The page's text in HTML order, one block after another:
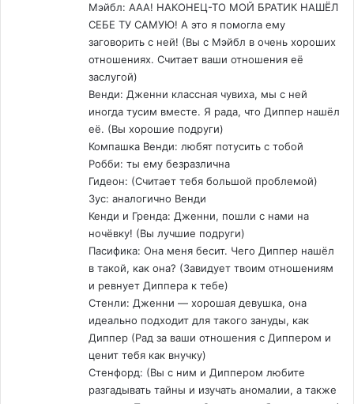
Мэйбл: ААА! НАКОНЕЦ-ТО МОЙ БРАТИК НАШЁЛ
СЕБЕ ТУ САМУЮ! А это я помогла ему
заговорить с ней! (Вы с Мэйбл в очень хороших
отношениях. Считает ваши отношения её
заслугой)
Венди: Дженни классная чувиха, мы с ней
иногда тусим вместе. Я рада, что Диппер нашёл
её. (Вы хорошие подруги)
Компашка Венди: любят потусить с тобой
Робби: ты ему безразлична
Гидеон: (Считает тебя большой проблемой)
Зус: аналогично Венди
Кенди и Гренда: Дженни, пошли с нами на
ночёвку! (Вы лучшие подруги)
Пасифика: Она меня бесит. Чего Диппер нашёл
в такой, как она? (Завидует твоим отношениям
и ревнует Диппера к тебе)
Стенли: Дженни — хорошая девушка, она
идеально подходит для такого зануды, как
Диппер (Рад за ваши отношения с Диппером и
ценит тебя как внучку)
Стенфорд: (Вы с ним и Диппером любите
разгадывать тайны и изучать аномалии, а также